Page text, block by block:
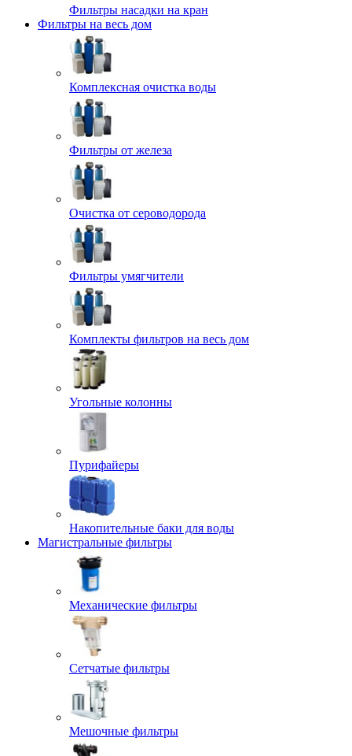
Фильтры насадки на кран
Фильтры на весь дом
Комплексная очистка воды
Фильтры от железа
Очистка от сероводорода
Фильтры умягчители
Комплекты фильтров на весь дом
Угольные колонны
Пурифайеры
Накопительные баки для воды
Магистральные фильтры
Механические фильтры
Сетчатые фильтры
Мешочные фильтры